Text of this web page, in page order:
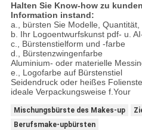
Halten Sie Know-how zu
Information instand:
a., bürsten Sie Modelle, Quantität,
b. Ihr Logoentwurfskunst pdf- u.
c., Bürstenstielform und -farbe
d., Bürstenzwingenfarbe
Aluminium- oder materielle
e., Logofarbe auf Bürstenstiel
Seidendruck oder heißes
ideale Verpackungsweise f.Your
Mischungsbürste des Makes-up
Berufsmake-upbürsten